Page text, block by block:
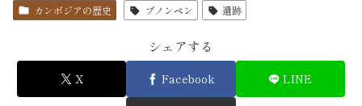
カンボジアの歴史 プノンペン 遺跡
シェアする
X Facebook LINE